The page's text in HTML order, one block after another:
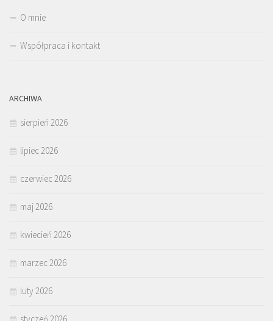
O mnie
Współpraca i kontakt
ARCHIWA
sierpień 2026
lipiec 2026
czerwiec 2026
maj 2026
kwiecień 2026
marzec 2026
luty 2026